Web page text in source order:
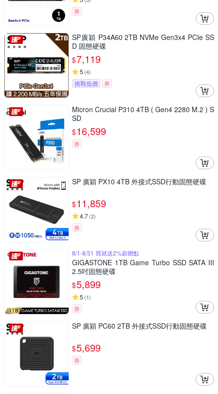
券
SP廣穎 P34A60 2TB NVMe Gen3x4 PCIe SS
D 固態硬碟
$7,119
5 (4)
挑戰低價 券
Micron Crucial P310 4TB ( Gen4 2280 M.2 ) S
SD
$16,599
券
SP 廣穎 PX10 4TB 外接式SSD行動固態硬碟
$11,859
4.7(2)
券
8/1-8/31 買就送2%超贈點
GIGASTONE 1TB Game Turbo SSD SATA III
2.5吋固態硬碟
$5,899
5 (1)
券
SP 廣穎 PC60 2TB 外接式SSD行動固態硬碟
$5,699
券